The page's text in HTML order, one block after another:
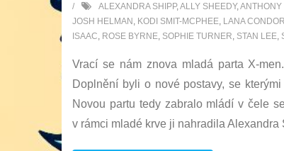
ALEXANDRA SHIPP,ALLY SHEEDY,ANTHONY
JOSH HELMAN , KODI SMIT-MCPHEE, LANA CONDOR
ISAAC, ROSE BYRNE, SOPHIE TURNER, STAN LEE,
Vrací se nám znova mladá parta X-
Doplnění byli o nové postavy, se
Novou partu tedy zabralo mládí v čele
v rámci mladé krve ji nahradila